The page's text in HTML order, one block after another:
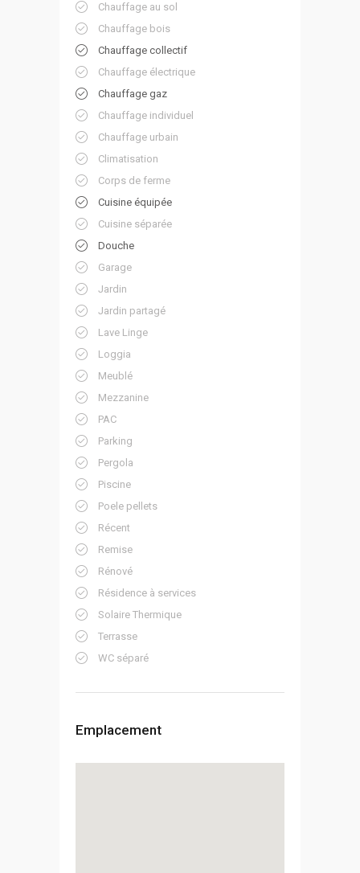
Chauffage au sol
Chauffage bois
Chauffage collectif
Chauffage électrique
Chauffage gaz
Chauffage individuel
Chauffage urbain
Climatisation
Corps de ferme
Cuisine équipée
Cuisine séparée
Douche
Garage
Jardin
Jardin partagé
Lave Linge
Loggia
Meublé
Mezzanine
PAC
Parking
Pergola
Piscine
Poele pellets
Récent
Remise
Rénové
Résidence à services
Solaire Thermique
Terrasse
WC séparé
Emplacement